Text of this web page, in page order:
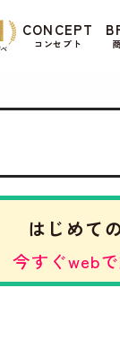
CONCEPT
コンセプト
はじめて
今すぐweb
動を追跡